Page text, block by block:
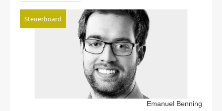
Steuerboard
Emanuel Benning